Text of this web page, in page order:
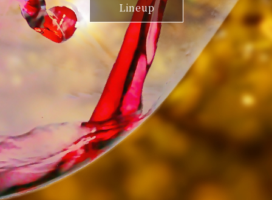
Lineup